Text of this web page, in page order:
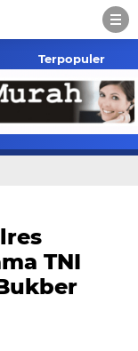
Terpopuler
TNI